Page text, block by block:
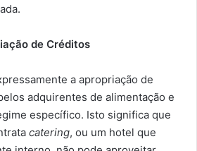
de Créditos
a apropriação de
adquirentes de alimentação e
específico. Isto significa que
catering, ou um hotel que